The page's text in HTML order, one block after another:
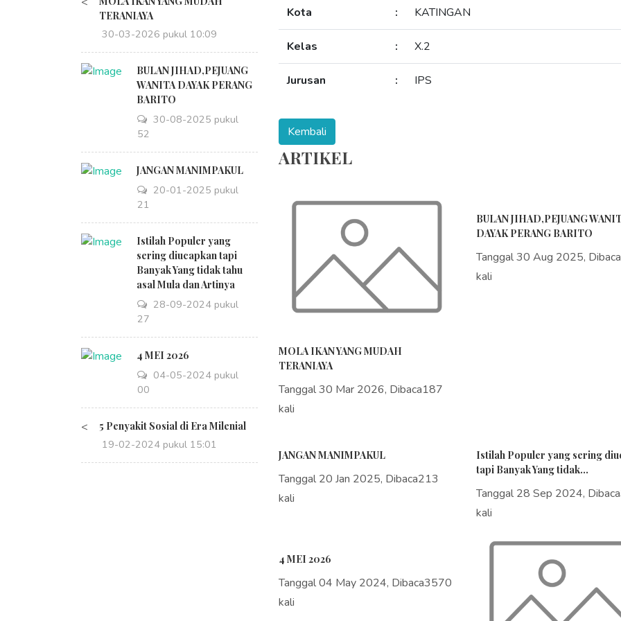
TERANIAYA
30-03-2026 pukul 10:09
BULAN JIHAD,PEJUANG
WANITA DAYAK PERANG
BARITO
30-08-2025 pukul
18:52
JANGAN MANIMPAKUL
20-01-2025 pukul
09:21
Istilah Populer yang
sering diucapkan tapi
Banyak Yang tidak tahu
asal Mula dan Artinya
28-09-2024 pukul
14:27
4 MEI 2026
04-05-2024 pukul
08:00
< 5 Penyakit Sosial di Era Milenial
19-02-2024 pukul 15:01
Kota : KATINGAN
Kelas : X.2
Jurusan : IPS
ARTIKEL
MOLA IKAN YANG MUDAH
TERANIAYA
Tanggal 30 Mar 2026, Dibaca187
kali
BULAN JIHAD,PEJUANG
DAYAK PERANG BARITO
Tanggal 30 Aug 2025,
kali
JANGAN MANIMPAKUL
Tanggal 20 Jan 2025, Dibaca213
kali
Istilah Populer yang sering
tapi Banyak Yang tidak...
Tanggal 28 Sep 2024,
kali
4 MEI 2026
Tanggal 04 May 2024, Dibaca3570
kali